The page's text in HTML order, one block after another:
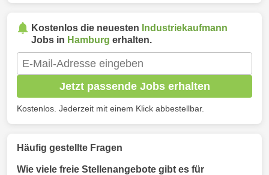
Kostenlos die neuesten Industriekaufmann
Jobs in Hamburg erhalten.
Jetzt passende Jobs erhalten
Kostenlos. Jederzeit mit einem Klick abbestellbar.
Häufig gestellte Fragen
Wie viele freie Stellenangebote gibt es für